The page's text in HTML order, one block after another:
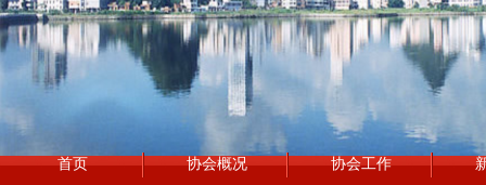
首页 协会概况 协会工作
罗定市泷穗建设有限公司